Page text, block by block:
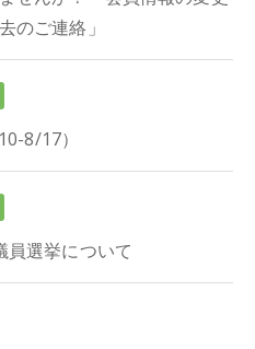
のご連絡」
8/17）
員選挙について